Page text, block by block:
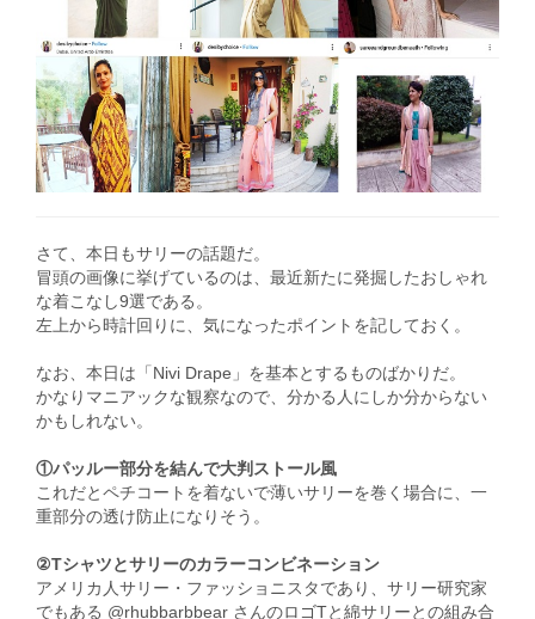
さて、本日もサリーの話題だ。
冒頭の画像に挙げているのは、最近新たに発掘したおしゃれ
な着こなし9選である。
左上から時計回りに、気になったポイントを記しておく。
なお、本日は「Nivi Drape」を基本とするものばかりだ。
かなりマニアックな観察なので、分かる人にしか分からない
かもしれない。
①パッルー部分を結んで大判ストール風
これだとペチコートを着ないで薄いサリーを巻く場合に、一
重部分の透け防止になりそう。
②Tシャツとサリーのカラーコンビネーション
アメリカ人サリー・ファッショニスタであり、サリー研究家
でもある @rhubbarbbear さんのロゴTと綿サリーとの組み合